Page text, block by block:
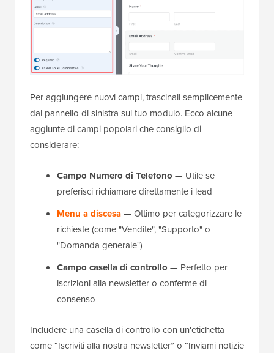
Per aggiungere nuovi campi, trascinali semplicemente
dal pannello di sinistra sul tuo modulo. Ecco alcune
aggiunte di campi popolari che consiglio di
considerare:
Campo Numero di Telefono — Utile se
preferisci richiamare direttamente i lead
Menu a discesa— Ottimo per categorizzare le
richieste (come "Vendite", "Supporto" o
"Domanda generale")
Campo casella di controllo — Perfetto per
iscrizioni alla newsletter o conferme di
consenso
Includere una casella di controllo con un'etichetta
come “Iscriviti alla nostra newsletter” o “Inviami notizie